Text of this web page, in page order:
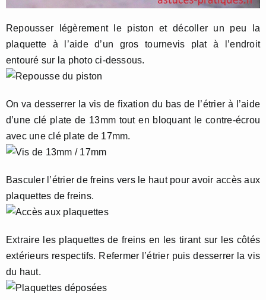
Repousser légèrement le piston et décoller un peu la
plaquette à l’aide d’un gros tournevis plat à l’endroit
entouré sur la photo ci-dessous.
On va desserrer la vis de fixation du bas de l’étrier à l’aide
d’une clé plate de 13mm tout en bloquant le contre-écrou
avec une clé plate de 17mm.
Basculer l’étrier de freins vers le haut pour avoir accès aux
plaquettes de freins.
Extraire les plaquettes de freins en les tirant sur les côtés
extérieurs respectifs. Refermer l’étrier puis desserrer la vis
du haut.